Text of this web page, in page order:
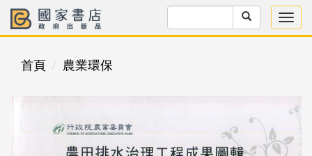
首頁 農業環保